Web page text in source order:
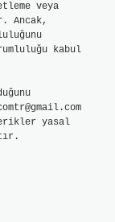
veya
Ancak,
kabul
yasal